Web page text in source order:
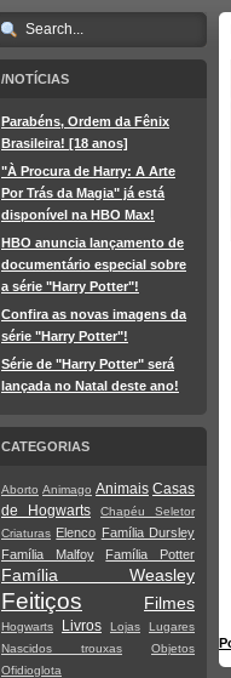
/NOTÍCIAS
Parabéns, Ordem da Fênix
Brasileira! [18 anos]
"À Procura de Harry: A Arte
Por Trás da Magia" já está
disponível na HBO Max!
HBO anuncia lançamento de
documentário especial sobre
a série "Harry Potter"!
Confira as novas imagens da
série "Harry Potter"!
Série de "Harry Potter" será
lançada no Natal deste ano!
CATEGORIAS
Aborto Animago Animais Casas
de Hogwarts
Chapéu Seletor
Criaturas Elenco Família Dursley
Família Malfoy
Família Potter
Família Weasley
Feitiços Filmes
Hogwarts Livros Lojas
Lugares
Nascidos trouxas
Objetos
Ofidioglota